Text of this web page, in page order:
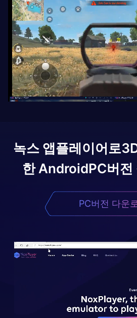
녹스 앱플레이어로
한 AndroidPC버전
PC버전 다운